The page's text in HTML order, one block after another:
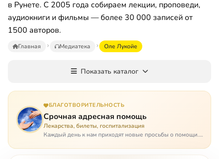
в Рунете. С 2005 года собираем лекции, проповеди,
аудиокниги и фильмы — более 30 000 записей от
1500 авторов.
Главная Медиатека Оле Лукойе
Показать каталог
БЛАГОТВОРИТЕЛЬНОСТЬ
Срочная адресная помощь
Лекарства, билеты, госпитализация
Каждый день к нам приходят новые просьбы о помощи.
она нужна была вчера: в приеме лекарств образовался